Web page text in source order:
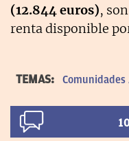
(12.844 euros),
renta disponible
TEMAS: